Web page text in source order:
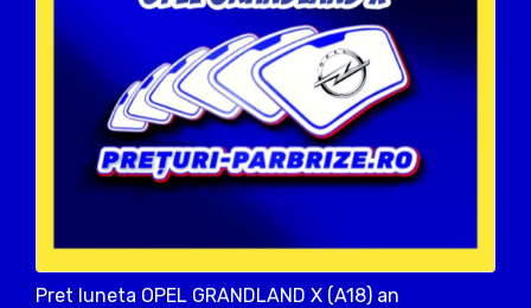
Pret luneta OPEL GRANDLAND X (A18) an